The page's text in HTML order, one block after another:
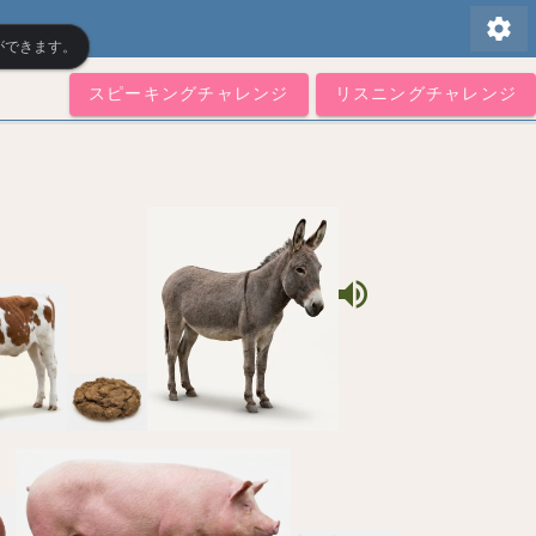
settings
スピーキングチャレンジ リスニングチャレンジ
きます。
volume_up